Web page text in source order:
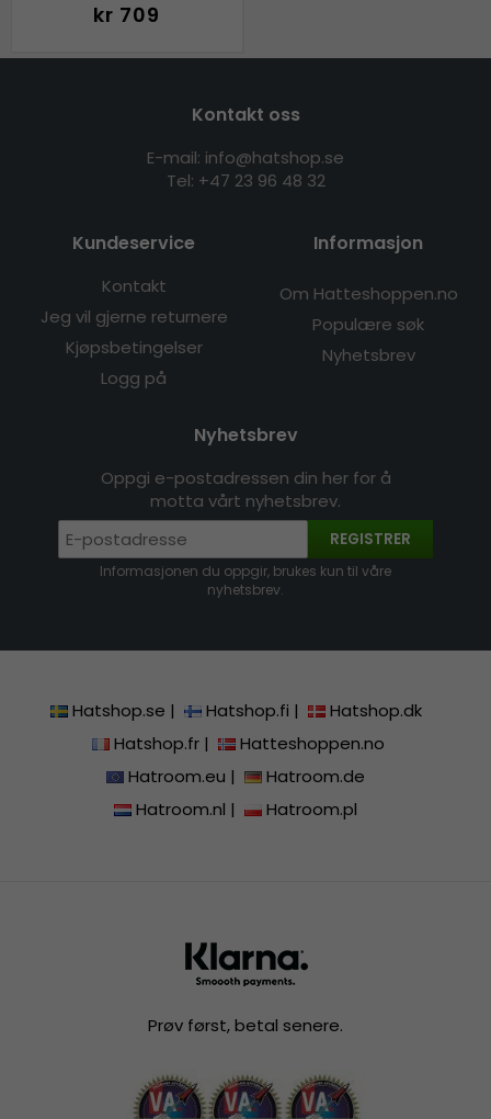
kr 709
Kontakt oss
E-mail: info@hatshop.se
Tel: +47 23 96 48 32
Kundeservice
Kontakt
Jeg vil gjerne returnere
Kjøpsbetingelser
Logg på
Informasjon
Om Hatteshoppen.no
Populære søk
Nyhetsbrev
Nyhetsbrev
Oppgi e-postadressen din her for å
motta vårt nyhetsbrev.
REGISTRER
Informasjonen du oppgir, brukes kun til våre
nyhetsbrev.
Hatshop.se | Hatshop.fi |
Hatshop.dk
Hatshop.fr|
Hatteshoppen.no
Hatroom.eu |
Hatroom.de
Hatroom.nl | Hatroom.pl
Prøv først, betal senere.